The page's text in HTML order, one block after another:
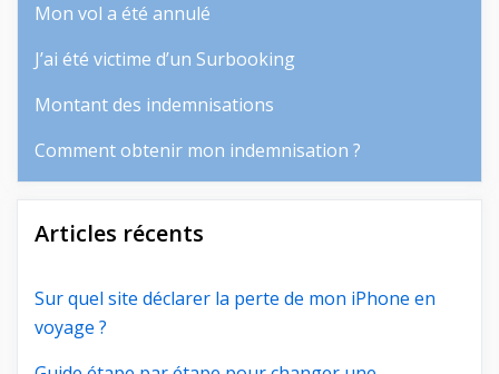
Mon vol a été annulé
J’ai été victime d’un Surbooking
Montant des indemnisations
Comment obtenir mon indemnisation ?
Articles récents
Sur quel site déclarer la perte de mon iPhone en
voyage ?